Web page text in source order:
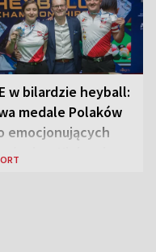
w bilardzie heyball:
medale Polaków
emocjonujących
w Kielcach